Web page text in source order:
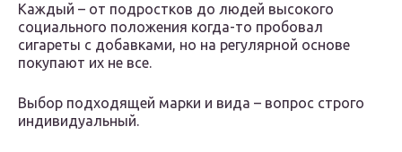
Каждый – от подростков до людей высокого
социального положения когда-то пробовал
сигареты с добавками, но на регулярной основе
покупают их не все.
Выбор подходящей марки и вида – вопрос строго
индивидуальный.